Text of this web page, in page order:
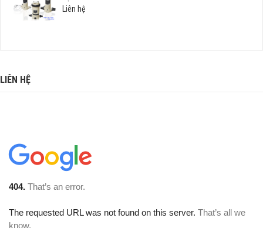
Liên hệ
LIÊN HỆ